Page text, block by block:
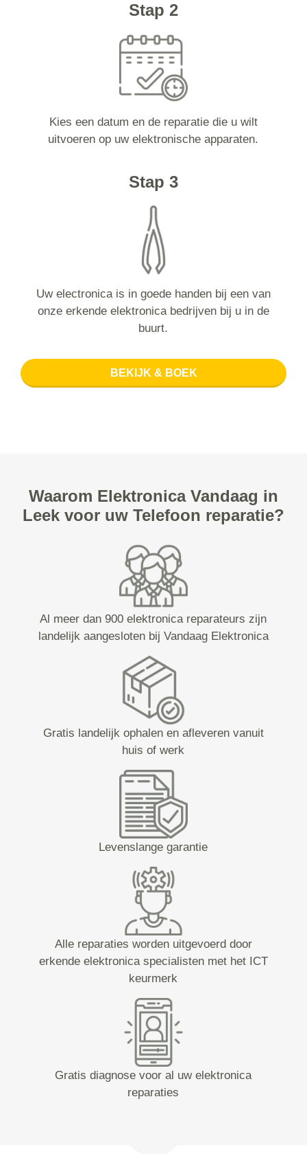
Stap 2
Kies een datum en de reparatie die u wilt
uitvoeren op uw elektronische apparaten.
Stap 3
Uw electronica is in goede handen bij een van
onze erkende elektronica bedrijven bij u in de
buurt.
BEKIJK & BOEK
Waarom Elektronica Vandaag in
Leek voor uw Telefoon reparatie?
Al meer dan 900 elektronica reparateurs zijn
landelijk aangesloten bij Vandaag Elektronica
Gratis landelijk ophalen en afleveren vanuit
huis of werk
Levenslange garantie
Alle reparaties worden uitgevoerd door
erkende elektronica specialisten met het ICT
keurmerk
Gratis diagnose voor al uw elektronica
reparaties